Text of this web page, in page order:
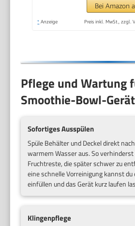
700 W, weiß,
Bei Amazon
* Anzeige Preis inkl. MwSt., zzgl.
Pflege und Wartung
Smoothie-Bowl-
Sofortiges Ausspülen
Spüle Behälter und Deckel direkt
warmem Wasser aus. So
Fruchtreste, die später schwer zu
eine schnelle Vorreinigung kannst
einfüllen und das Gerät kurz laufen
Klingenpflege